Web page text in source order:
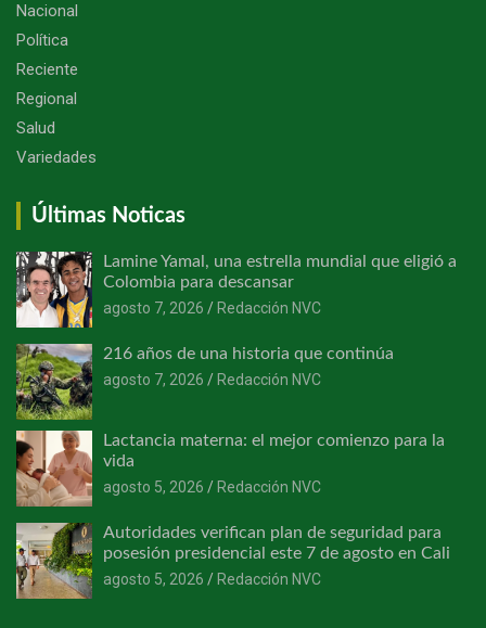
Nacional
Política
Reciente
Regional
Salud
Variedades
Últimas Noticas
Lamine Yamal, una estrella mundial que eligió a
Colombia para descansar
agosto 7, 2026
Redacción NVC
216 años de una historia que continúa
agosto 7, 2026
Redacción NVC
Lactancia materna: el mejor comienzo para la
vida
agosto 5, 2026
Redacción NVC
Autoridades verifican plan de seguridad para
posesión presidencial este 7 de agosto en Cali
agosto 5, 2026
Redacción NVC